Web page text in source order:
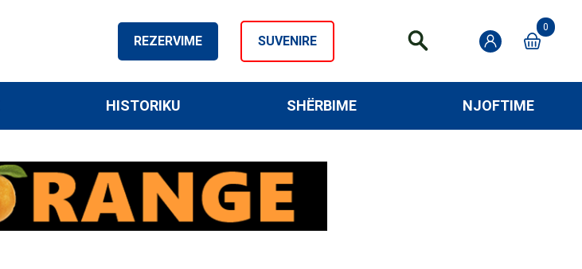
REZERVIME SUVENIRE
0
HISTORIKU SHËRBIME NJOFTIME